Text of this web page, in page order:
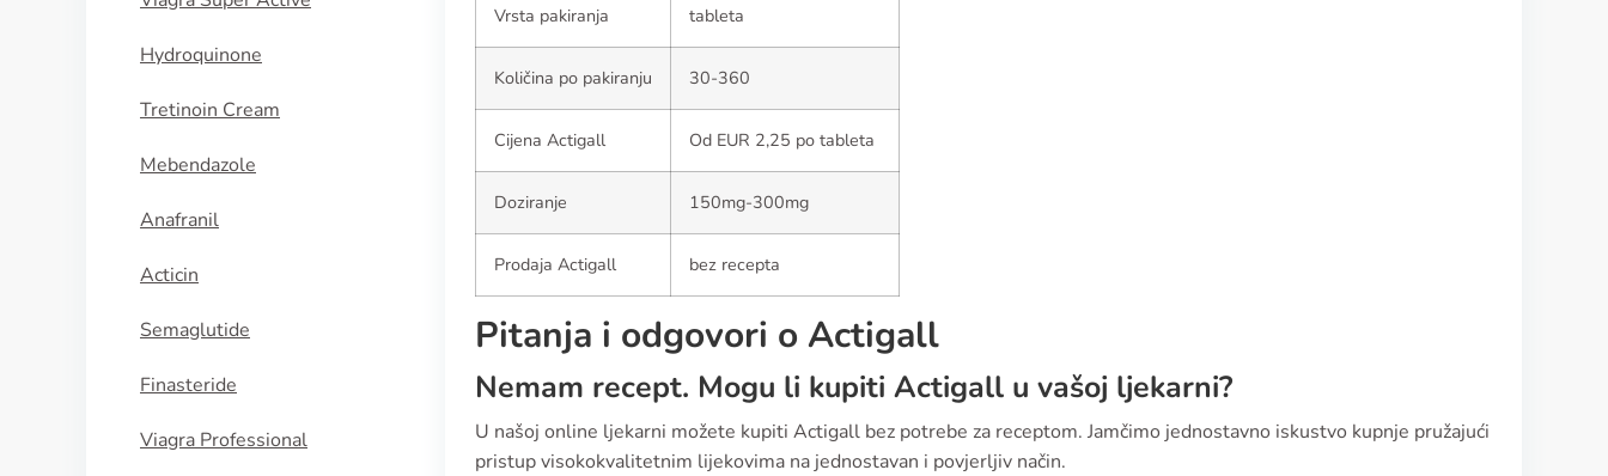
Hydroquinone
Tretinoin Cream
Mebendazole
Anafranil
Acticin
Semaglutide
Finasteride
Viagra Professional
Vrsta pakiranja tableta
Količina po pakiranju 30-360
Cijena Actigall Od EUR 2,25 po tableta
Doziranje 150mg-300mg
Prodaja Actigall bez recepta
Pitanja i odgovori o Actigall
Nemam recept. Mogu li kupiti Actigall u vašoj ljekarni?
U našoj online ljekarni možete kupiti Actigall bez potrebe za receptom. Jamčimo jednostavno iskustvo kupnje pružajući
pristup visokokvalitetnim lijekovima na jednostavan i povjerljiv način.